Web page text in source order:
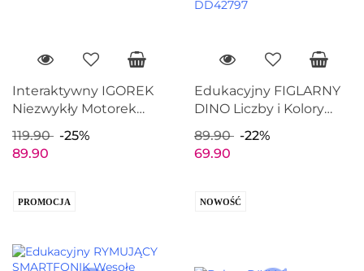
Interaktywny IGOREK
Niezwykły Motorek
119.90
-25%
89.90
Edukacyjny FIGLARNY
DINO Liczby i Kolory
DUMEL DISCOVERY
DD42797
89.90
-22%
69.90
PROMOCJA NOWOŚĆ